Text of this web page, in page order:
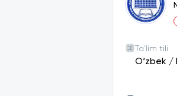
Ta'lim tili
O‘zbek /